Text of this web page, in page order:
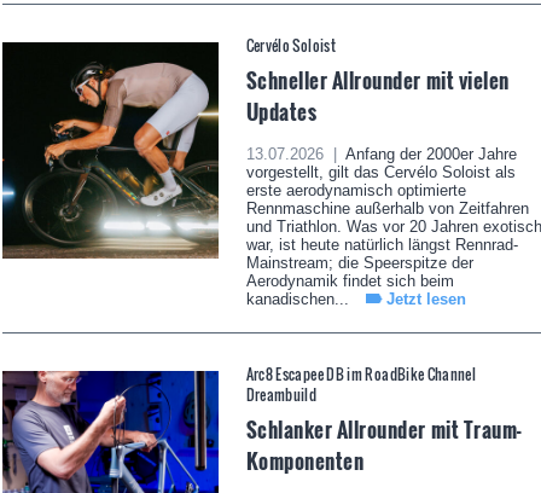
Cervélo Soloist
Schneller Allrounder mit vielen
Updates
13.07.2026 |
Anfang der 2000er Jahre
vorgestellt, gilt das Cervélo Soloist als
erste aerodynamisch optimierte
Rennmaschine außerhalb von Zeitfahren
und Triathlon. Was vor 20 Jahren exotisch
war, ist heute natürlich längst Rennrad-
Mainstream; die Speerspitze der
Aerodynamik findet sich beim
kanadischen...
Jetzt lesen
Arc8 Escapee DB im RoadBike Channel
Dreambuild
Schlanker Allrounder mit Traum-
Komponenten